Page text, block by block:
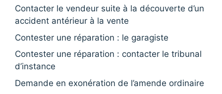
Contacter le vendeur suite à la découverte d’un
accident antérieur à la vente
Contester une réparation : le garagiste
Contester une réparation : contacter le tribunal
d’instance
Demande en exonération de l’amende ordinaire